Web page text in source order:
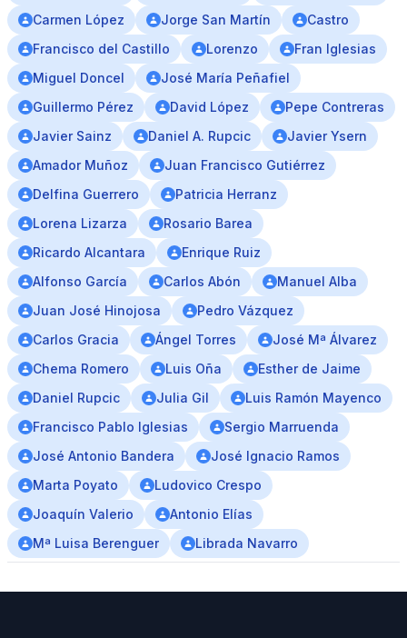
Carmen López
Jorge San Martín
Castro
Francisco del Castillo
Lorenzo
Fran Iglesias
Miguel Doncel
José María Peñafiel
Guillermo Pérez
David López
Pepe Contreras
Javier Sainz
Daniel A. Rupcic
Javier Ysern
Amador Muñoz
Juan Francisco Gutiérrez
Delfina Guerrero
Patricia Herranz
Lorena Lizarza
Rosario Barea
Ricardo Alcantara
Enrique Ruiz
Alfonso García
Carlos Abón
Manuel Alba
Juan José Hinojosa
Pedro Vázquez
Carlos Gracia
Ángel Torres
José Mª Álvarez
Chema Romero
Luis Oña
Esther de Jaime
Daniel Rupcic
Julia Gil
Luis Ramón Mayenco
Francisco Pablo Iglesias
Sergio Marruenda
José Antonio Bandera
José Ignacio Ramos
Marta Poyato
Ludovico Crespo
Joaquín Valerio
Antonio Elías
Mª Luisa Berenguer
Librada Navarro